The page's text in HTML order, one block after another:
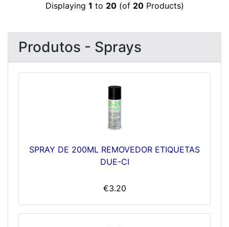
Displaying 1 to 20(of 20Products)
Produtos - Sprays
SPRAY DE 200ML REMOVEDOR ETIQUETAS
DUE-CI
€3.20